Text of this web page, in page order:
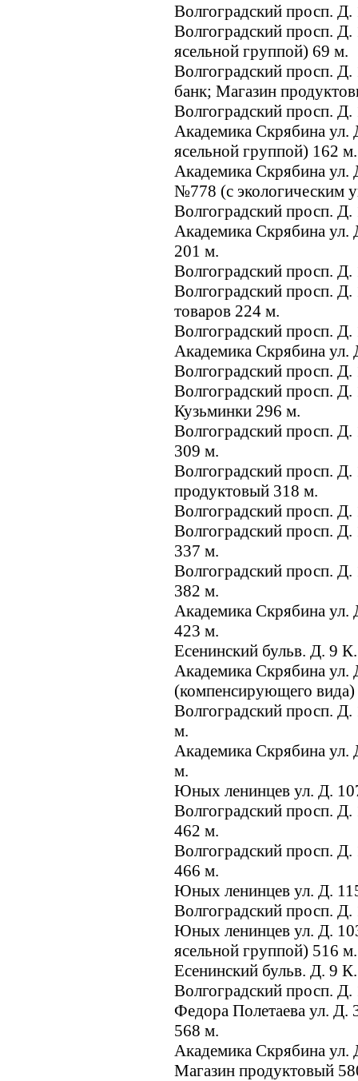
Волгоградский просп.
Волгоградский просп.
ясельной группой) 69 м.
Волгоградский просп.
банк; Магазин
Волгоградский просп.
Академика Скрябина
ясельной группой) 162
Академика Скрябина ул.
№778 (с экологическим
Волгоградский просп.
Академика Скрябина ул.
201 м.
Волгоградский просп.
Волгоградский просп.
товаров 224 м.
Волгоградский просп.
Академика Скрябина
Волгоградский просп.
Волгоградский просп.
Кузьминки 296 м.
Волгоградский просп.
309 м.
Волгоградский просп.
продуктовый 318 м.
Волгоградский просп.
Волгоградский просп.
337 м.
Волгоградский просп.
382 м.
Академика Скрябина
423 м.
Есенинский бульв. Д. 9
Академика Скрябина
(компенсирующего
Волгоградский просп.
м.
Академика Скрябина
м.
Юных ленинцев ул. Д.
Волгоградский просп.
462 м.
Волгоградский просп.
466 м.
Юных ленинцев ул. Д.
Волгоградский просп.
Юных ленинцев ул. Д.
ясельной группой) 516
Есенинский бульв. Д. 9
Волгоградский просп.
Федора Полетаева ул.
568 м.
Академика Скрябина
Магазин продуктовый